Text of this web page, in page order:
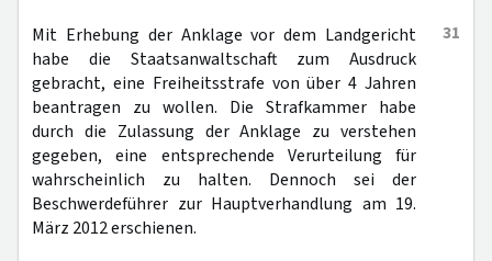
31
Mit Erhebung der Anklage vor dem Landgericht
habe die Staatsanwaltschaft zum Ausdruck
gebracht, eine Freiheitsstrafe von über 4 Jahren
beantragen zu wollen. Die Strafkammer habe
durch die Zulassung der Anklage zu verstehen
gegeben, eine entsprechende Verurteilung für
wahrscheinlich zu halten. Dennoch sei der
Beschwerdeführer zur Hauptverhandlung am 19.
März 2012 erschienen.